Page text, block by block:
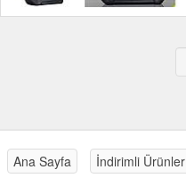
Ana Sayfa İndirimli Ürünler